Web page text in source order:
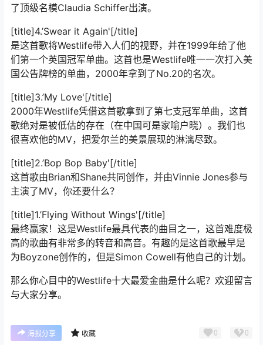
了顶级名模Claudia Schiffer出演。
[title]4.’Swear it Again'[/title]
是这首歌将Westlife带入人们的视野，并在1999年给了他
们第一个英国冠军单曲。这首也是Westlife唯一一次打入美
国公告牌榜的单曲，2000年拿到了No.20的名次。
[title]3.’My Love'[/title]
2000年Westlife凭借这首歌拿到了第七支冠军单曲，这首
歌绝对是被低估的存在（在中国可是家喻户晓）。我们也
很喜欢他的MV，把爱尔兰的美景展现的淋漓尽致。
[title]2.’Bop Bop Baby'[/title]
这首歌由Brian和Shane共同创作，并由Vinnie Jones参与
主演了MV，你还要什么？
[title]1.’Flying Without Wings'[/title]
最终赢家！这是Westlife最具代表的曲目之一，这首难度极
高的歌曲有非常多的转音和高音。有趣的是这首歌最早是
为Boyzone创作的，但是Simon Cowell有他自己的计划。
那么你心目中的Westlife十大最爱金曲是什么呢？欢迎留言
与大家分享。
海报分享 收藏 0 0